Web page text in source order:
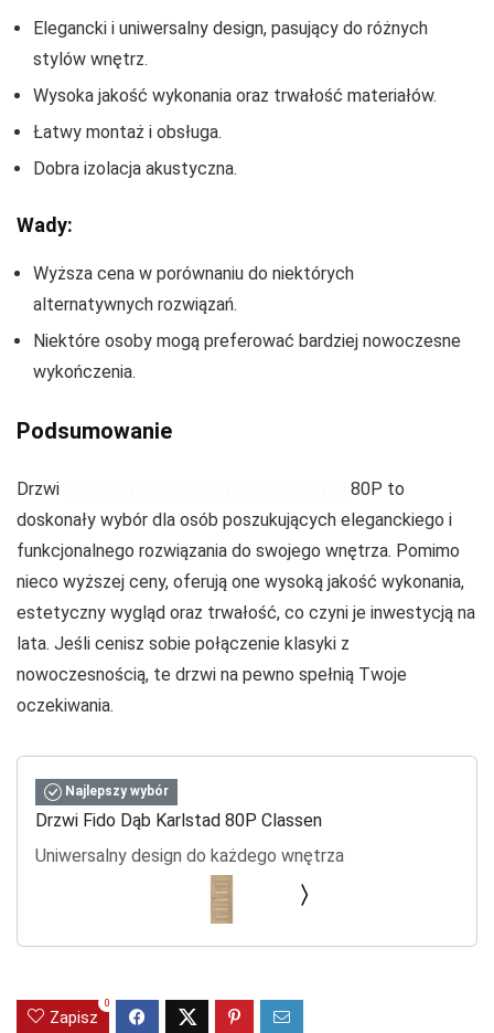
Elegancki i uniwersalny design, pasujący do różnych
stylów wnętrz.
Wysoka jakość wykonania oraz trwałość materiałów.
Łatwy montaż i obsługa.
Dobra izolacja akustyczna.
Wady:
Wyższa cena w porównaniu do niektórych
alternatywnych rozwiązań.
Niektóre osoby mogą preferować bardziej nowoczesne
wykończenia.
Podsumowanie
Drzwi
80P to
doskonały wybór dla osób poszukujących eleganckiego i
funkcjonalnego rozwiązania do swojego wnętrza. Pomimo
nieco wyższej ceny, oferują one wysoką jakość wykonania,
estetyczny wygląd oraz trwałość, co czyni je inwestycją na
lata. Jeśli cenisz sobie połączenie klasyki z
nowoczesnością, te drzwi na pewno spełnią Twoje
oczekiwania.
Najlepszy wybór
Drzwi Fido Dąb Karlstad 80P Classen
Uniwersalny design do każdego wnętrza
Zapisz
0